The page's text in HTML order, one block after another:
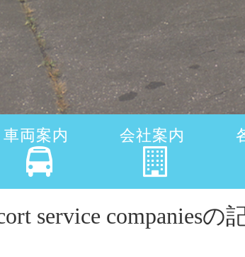
車両案内 会社案内
service companiesの